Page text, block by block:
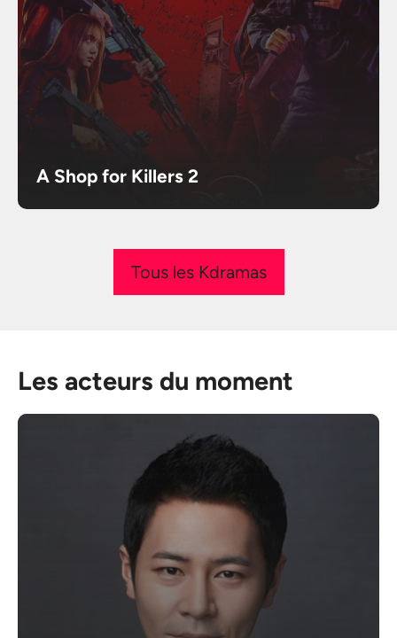
A Shop for Killers 2
Tous les Kdramas
Les acteurs du moment